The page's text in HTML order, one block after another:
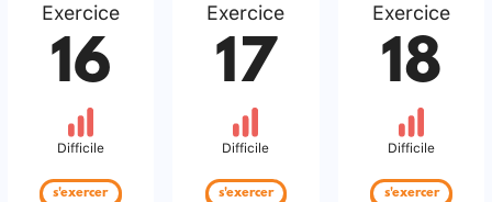
Exercice
16
Difficile
s'exercer
Exercice
17
Difficile
s'exercer
Exercice
18
Difficile
s'exercer